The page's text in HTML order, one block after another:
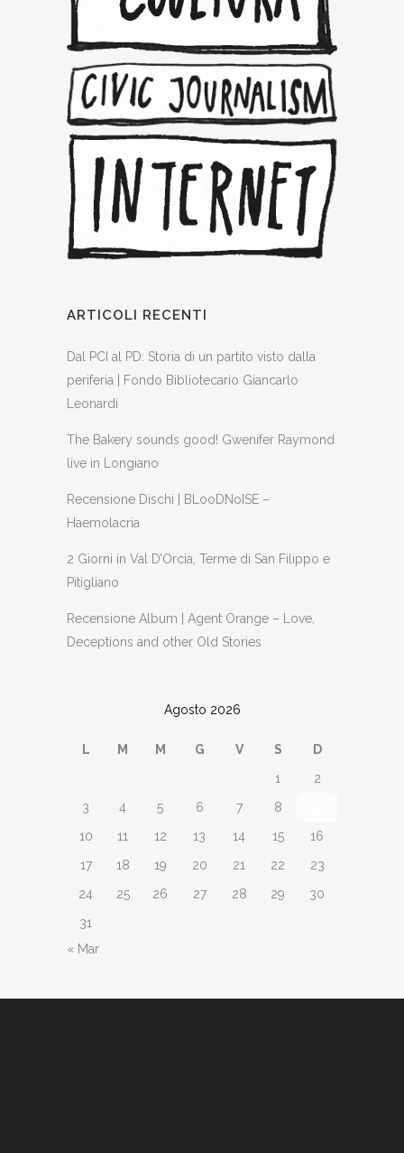
ARTICOLI RECENTI
Dal PCI al PD: Storia di un partito visto dalla
periferia | Fondo Bibliotecario Giancarlo
Leonardi
The Bakery sounds good! Gwenifer Raymond
live in Longiano
Recensione Dischi | BLooDNoISE –
Haemolacria
2 Giorni in Val D’Orcia, Terme di San Filippo e
Pitigliano
Recensione Album | Agent Orange – Love,
Deceptions and other Old Stories
Agosto 2026
L M M G V S
D
1
2
3
4 5 6 7 8
10
11 12 13 14 15
16
17
18 19 20 21 22
23
24
25 26 27 28 29
30
31
« Mar